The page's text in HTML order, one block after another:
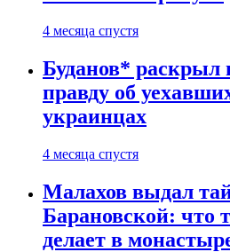
4 месяца спустя
Буданов* раскрыл
правду об
украинцах
4 месяца спустя
Малахов выдал
Барановской: что
делает в